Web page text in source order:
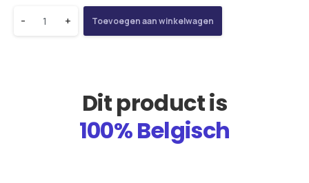
- + Toevoegen aan winkelwagen
Dit product is
100% Belgisch